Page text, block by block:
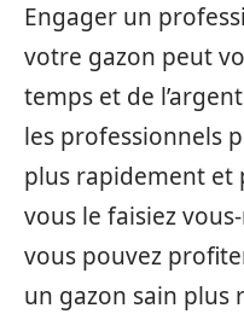
Engager un
votre gazon peut
temps et de
les professionnels
plus rapidement et
vous le faisiez
vous pouvez
un gazon sain plus